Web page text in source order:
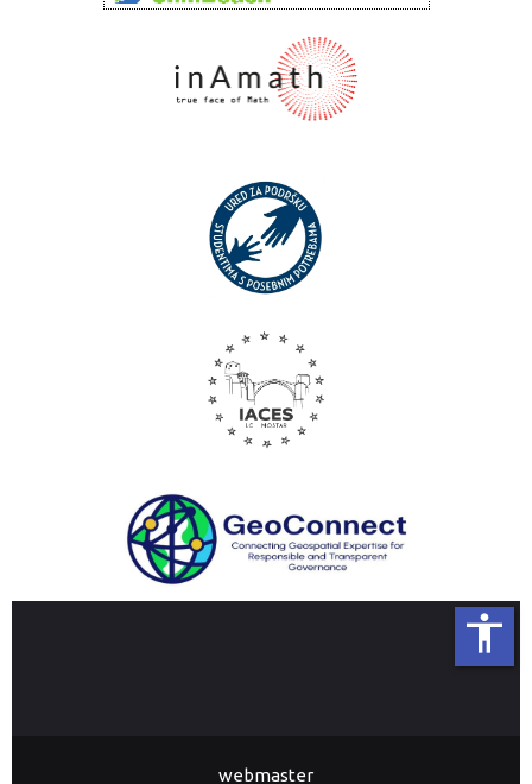
webmaster
accessibility